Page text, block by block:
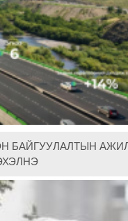
БАЙГУУЛАЛТЫН